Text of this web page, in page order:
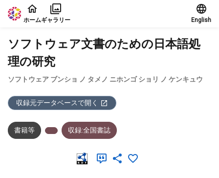
本文に飛ぶ
ホームギャラリー English
ソフトウェア文書のための日本語処
理の研究
ソフトウェア ブンショ ノ タメノ ニホンゴ ショリ ノ ケンキュウ
収録元データベースで開く
書籍等 収録:全国書誌